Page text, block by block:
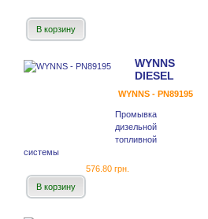
В корзину
WYNNS
DIESEL
WYNNS - PN89195
Промывка
дизельной
топливной
системы
576.80 грн.
В корзину